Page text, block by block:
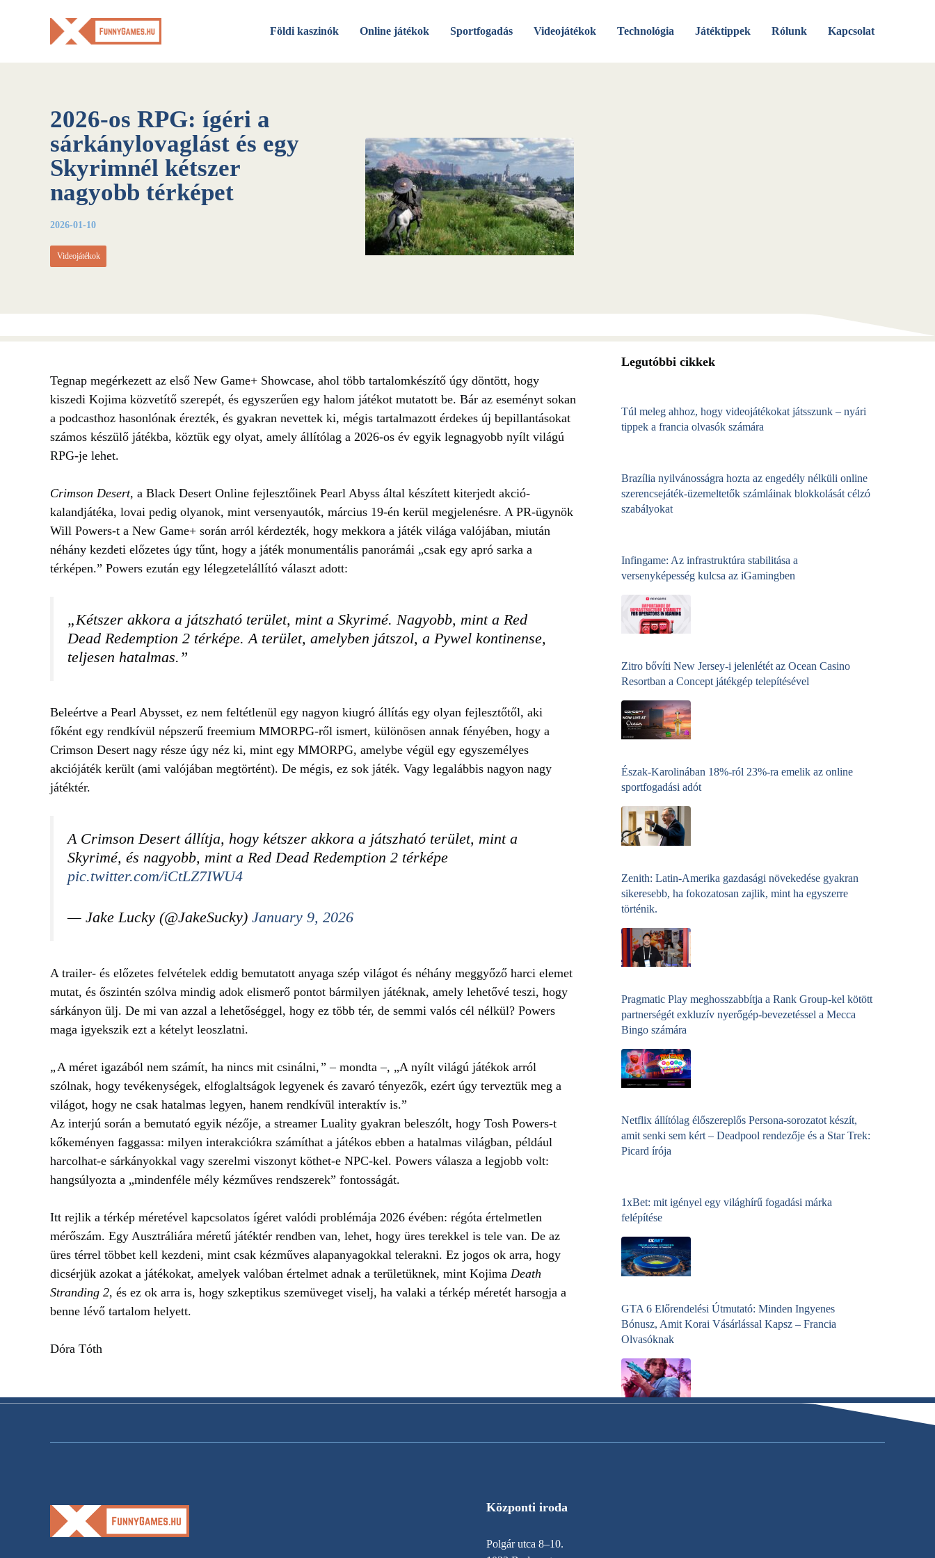
Földi kaszinók Online játékok Sportfogadás Videojátékok Technológia Játéktippek Rólunk Kapcsolat
2026-os RPG: ígéri a
sárkánylovaglást és egy
Skyrimnél kétszer
nagyobb térképet
2026-01-10
Videojátékok
Tegnap megérkezett az első New Game+ Showcase, ahol több tartalomkészítő úgy döntött, hogy
kiszedi Kojima közvetítő szerepét, és egyszerűen egy halom játékot mutatott be. Bár az eseményt sokan
a podcasthoz hasonlónak érezték, és gyakran nevettek ki, mégis tartalmazott érdekes új bepillantásokat
számos készülő játékba, köztük egy olyat, amely állítólag a 2026-os év egyik legnagyobb nyílt világú
RPG-je lehet.
Crimson Desert, a Black Desert Online fejlesztőinek Pearl Abyss által készített kiterjedt akció-
kalandjátéka, lovai pedig olyanok, mint versenyautók, március 19-én kerül megjelenésre. A PR-ügynök
Will Powers-t a New Game+ során arról kérdezték, hogy mekkora a játék világa valójában, miután
néhány kezdeti előzetes úgy tűnt, hogy a játék monumentális panorámái „csak egy apró sarka a
térképen.” Powers ezután egy lélegzetelállító választ adott:
„Kétszer akkora a játszható terület, mint a Skyrimé. Nagyobb, mint a Red
Dead Redemption 2 térképe. A terület, amelyben játszol, a Pywel kontinense,
teljesen hatalmas.”
Beleértve a Pearl Abysset, ez nem feltétlenül egy nagyon kiugró állítás egy olyan fejlesztőtől, aki
főként egy rendkívül népszerű freemium MMORPG-ről ismert, különösen annak fényében, hogy a
Crimson Desert nagy része úgy néz ki, mint egy MMORPG, amelybe végül egy egyszemélyes
akciójáték került (ami valójában megtörtént). De mégis, ez sok játék. Vagy legalábbis nagyon nagy
játéktér.
A Crimson Desert állítja, hogy kétszer akkora a játszható terület, mint a
Skyrimé, és nagyobb, mint a Red Dead Redemption 2 térképe
pic.twitter.com/iCtLZ7IWU4
— Jake Lucky (@JakeSucky) January 9, 2026
A trailer- és előzetes felvételek eddig bemutatott anyaga szép világot és néhány meggyőző harci elemet
mutat, és őszintén szólva mindig adok elismerő pontot bármilyen játéknak, amely lehetővé teszi, hogy
sárkányon ülj. De mi van azzal a lehetőséggel, hogy ez több tér, de semmi valós cél nélkül? Powers
maga igyekszik ezt a kételyt leoszlatni.
„ A méret igazából nem számít, ha nincs mit csinálni, ” – mondta –, „A nyílt világú játékok arról
szólnak, hogy tevékenységek, elfoglaltságok legyenek és zavaró tényezők, ezért úgy terveztük meg a
világot, hogy ne csak hatalmas legyen, hanem rendkívül interaktív is.”
Az interjú során a bemutató egyik nézője, a streamer Luality gyakran beleszólt, hogy Tosh Powers-t
kőkeményen faggassa: milyen interakciókra számíthat a játékos ebben a hatalmas világban, például
harcolhat-e sárkányokkal vagy szerelmi viszonyt köthet-e NPC-kel. Powers válasza a legjobb volt:
hangsúlyozta a „mindenféle mély kézműves rendszerek” fontosságát.
Itt rejlik a térkép méretével kapcsolatos ígéret valódi problémája 2026 évében: régóta értelmetlen
mérőszám. Egy Ausztráliára méretű játéktér rendben van, lehet, hogy üres terekkel is tele van. De az
üres térrel többet kell kezdeni, mint csak kézműves alapanyagokkal telerakni. Ez jogos ok arra, hogy
dicsérjük azokat a játékokat, amelyek valóban értelmet adnak a területüknek, mint Kojima Death
Stranding 2, és ez ok arra is, hogy szkeptikus szemüveget viselj, ha valaki a térkép méretét harsogja a
benne lévő tartalom helyett.
Dóra Tóth
Legutóbbi cikkek
Túl meleg ahhoz, hogy videojátékokat játsszunk – nyári
tippek a francia olvasók számára
Brazília nyilvánosságra hozta az engedély nélküli online
szerencsejáték‑üzemeltetők számláinak blokkolását célzó
szabályokat
Infingame: Az infrastruktúra stabilitása a
versenyképesség kulcsa az iGamingben
Zitro bővíti New Jersey-i jelenlétét az Ocean Casino
Resortban a Concept játékgép telepítésével
Észak-Karolinában 18%-ról 23%-ra emelik az online
sportfogadási adót
Zenith: Latin-Amerika gazdasági növekedése gyakran
sikeresebb, ha fokozatosan zajlik, mint ha egyszerre
történik.
Pragmatic Play meghosszabbítja a Rank Group-kel kötött
partnerségét exkluzív nyerőgép-bevezetéssel a Mecca
Bingo számára
Netflix állítólag élőszereplős Persona-sorozatot készít,
amit senki sem kért – Deadpool rendezője és a Star Trek:
Picard írója
1xBet: mit igényel egy világhírű fogadási márka
felépítése
GTA 6 Előrendelési Útmutató: Minden Ingyenes
Bónusz, Amit Korai Vásárlással Kapsz – Francia
Olvasóknak
Központi iroda
Polgár utca 8–10.